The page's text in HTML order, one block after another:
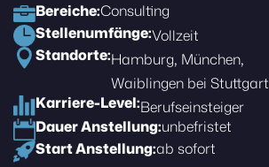
Bereiche:Consulting
Stellenumfänge:Vollzeit
Standorte:Hamburg München
Waiblingen bei Stuttgart
Karriere-Level:Berufseinsteiger
Dauer Anstellung:unbefristet
Start Anstellung:ab sofort